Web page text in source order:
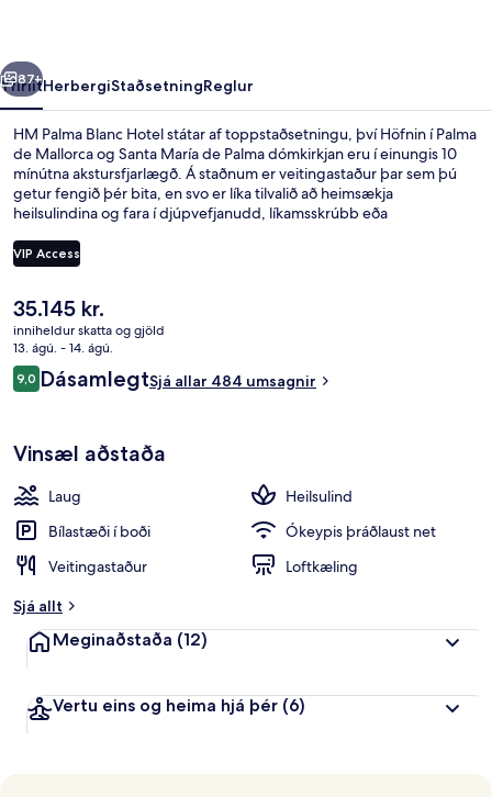
Næsta
87+
YfirlitHerbergiStaðsetningReglur
HM Palma Blanc Hotel státar af toppstaðsetningu, því Höfnin í Palma
de Mallorca og Santa María de Palma dómkirkjan eru í einungis 10
mínútna akstursfjarlægð. Á staðnum er veitingastaður þar sem þú
getur fengið þér bita, en svo er líka tilvalið að heimsækja
heilsulindina og fara í djúpvefjanudd, líkamsskrúbb eða
vandláta eru 2 barir/setustofur, útilaug og líkamsræktaraðstaða.
Hjálpsamt starfsfólk og ástand gististaðarins almennt eru meðal
hann. Gististaðurinn er stutt frá almenningssamgöngum: Intermodal
lestarstöðin er í 14 mínútna göngufjarlægð.
VIP Access
Núverandi
verð
er
35.145 kr.
35.145 kr.
inniheldur skatta og gjöld
13. ágú. - 14. ágú.
Umsagnir
9,09,0 af 10
DásamlegtSjá allar 484 umsagnir
Vinsæl aðstaða
Laug
Heilsulind
Bílastæði í boði
Ókeypis þráðlaust net
Veitingastaður
Loftkæling
Sjá allt
Meginaðstaða (12)
Vertu eins og heima hjá þér (6)